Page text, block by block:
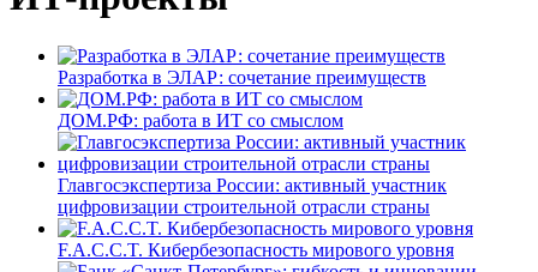
Разработка в ЭЛАР: сочетание преимуществ
ДОМ.РФ: работа в ИТ со смыслом
Главгосэкспертиза России: активный участник
цифровизации строительной отрасли страны
F.A.C.C.T. Кибербезопасность мирового уровня